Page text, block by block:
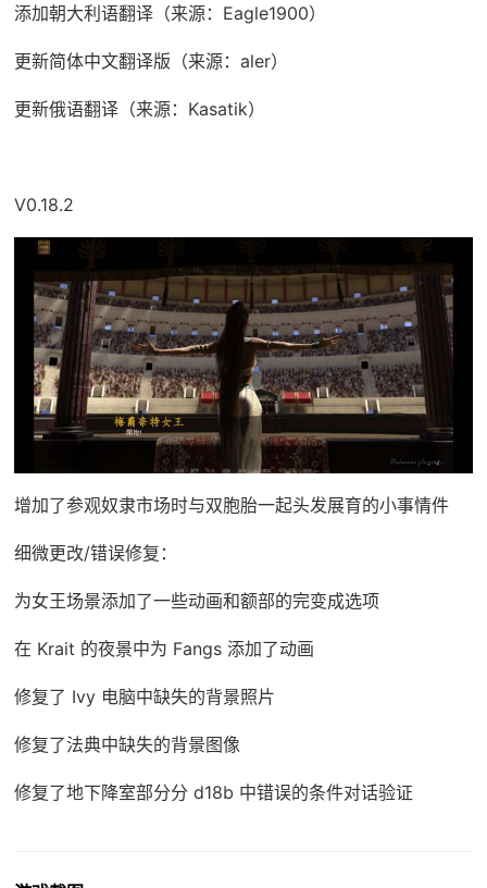
添加朝大利语翻译（来源：Eagle1900）
更新简体中文翻译版（来源：aler）
更新俄语翻译（来源：Kasatik）
V0.18.2
增加了参观奴隶市场时与双胞胎一起头发展育的小事情件
细微更改/错误修复：
为女王场景添加了一些动画和额部的完变成选项
在 Krait 的夜景中为 Fangs 添加了动画
修复了 Ivy 电脑中缺失的背景照片
修复了法典中缺失的背景图像
修复了地下降室部分分 d18b 中错误的条件对话验证